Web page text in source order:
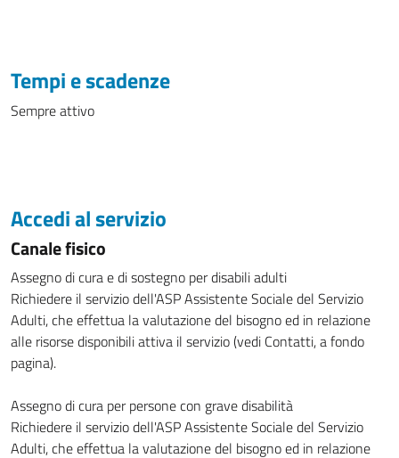
Tempi e scadenze
Sempre attivo
Accedi al servizio
Canale fisico
Assegno di cura e di sostegno per disabili adulti
Richiedere il servizio dell'ASP Assistente Sociale del Servizio
Adulti, che effettua la valutazione del bisogno ed in relazione
alle risorse disponibili attiva il servizio (vedi Contatti, a fondo
pagina).
Assegno di cura per persone con grave disabilità
Richiedere il servizio dell'ASP Assistente Sociale del Servizio
Adulti, che effettua la valutazione del bisogno ed in relazione